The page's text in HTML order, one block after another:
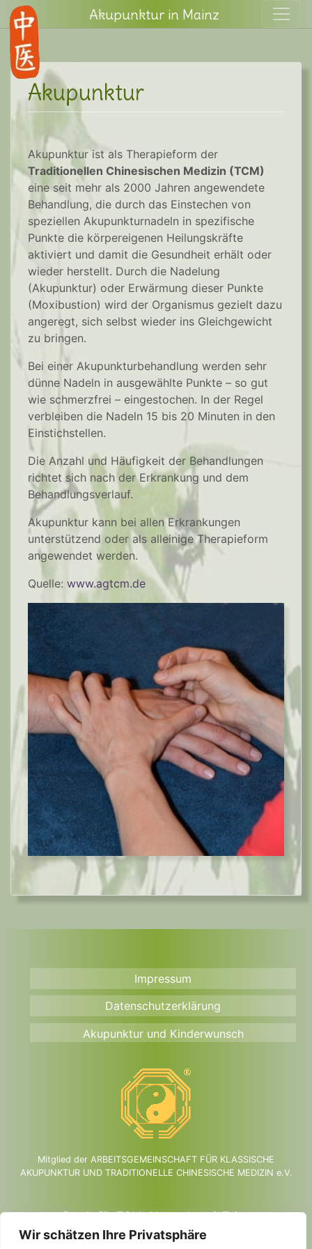
Wir schätzen Ihre Privatsphäre
Skip
to
content
Akupunktur in Mainz
Akupunktur
Akupunktur ist als Therapieform der
Traditionellen Chinesischen Medizin (TCM)
eine seit mehr als 2000 Jahren angewendete
Behandlung, die durch das Einstechen von
speziellen Akupunkturnadeln in spezifische
Punkte die körpereigenen Heilungskräfte
aktiviert und damit die Gesundheit erhält oder
wieder herstellt. Durch die Nadelung
(Akupunktur) oder Erwärmung dieser Punkte
(Moxibustion) wird der Organismus gezielt dazu
angeregt, sich selbst wieder ins Gleichgewicht
zu bringen.
Bei einer Akupunkturbehandlung werden sehr
dünne Nadeln in ausgewählte Punkte – so gut
wie schmerzfrei – eingestochen. In der Regel
verbleiben die Nadeln 15 bis 20 Minuten in den
Einstichstellen.
Die Anzahl und Häufigkeit der Behandlungen
richtet sich nach der Erkrankung und dem
Behandlungsverlauf.
Akupunktur kann bei allen Erkrankungen
unterstützend oder als alleinige Therapieform
angewendet werden.
Quelle: www.agtcm.de
Impressum
Datenschutzerklärung
Akupunktur und Kinderwunsch
Mitglied der ARBEITSGEMEINSCHAFT FÜR KLASSISCHE
AKUPUNKTUR UND TRADITIONELLE CHINESISCHE MEDIZIN e.V.
Praxis für TCM, Akupunktur & Tuina
Martina Belovsky